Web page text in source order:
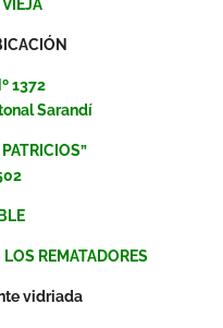
1372
Sarandí
REMATADORES
vidriada